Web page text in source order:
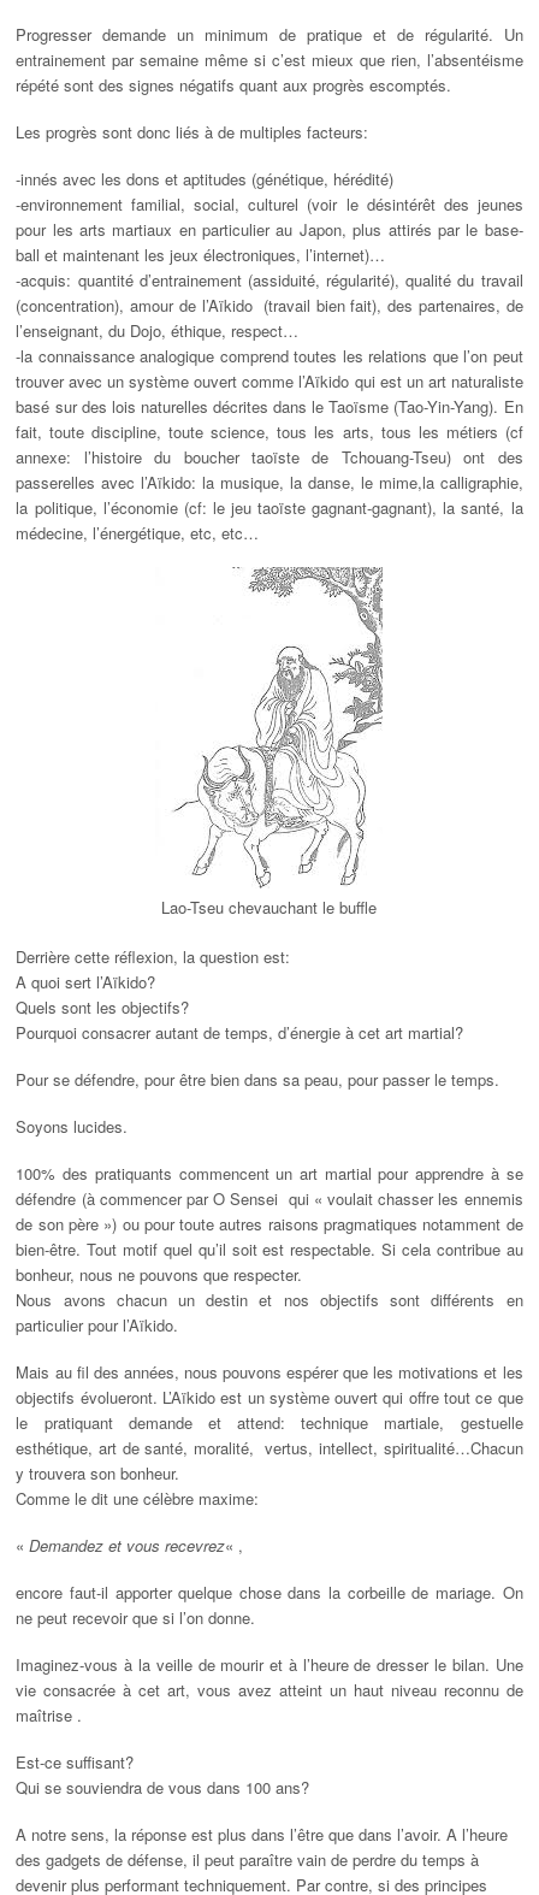
Progresser demande un minimum de pratique et de régularité. Un
entrainement par semaine même si c’est mieux que rien, l’absentéisme
répété sont des signes négatifs quant aux progrès escomptés.
Les progrès sont donc liés à de multiples facteurs:
-innés avec les dons et aptitudes (génétique, hérédité)
-environnement familial, social, culturel (voir le désintérêt des jeunes
pour les arts martiaux en particulier au Japon, plus attirés par le base-
ball et maintenant les jeux électroniques, l’internet)…
-acquis: quantité d’entrainement (assiduité, régularité), qualité du travail
(concentration), amour de l’Aïkido (travail bien fait), des partenaires, de
l’enseignant, du Dojo, éthique, respect…
-la connaissance analogique comprend toutes les relations que l’on peut
trouver avec un système ouvert comme l’Aïkido qui est un art naturaliste
basé sur des lois naturelles décrites dans le Taoïsme (Tao-Yin-Yang). En
fait, toute discipline, toute science, tous les arts, tous les métiers (cf
annexe: l’histoire du boucher taoïste de Tchouang-Tseu) ont des
passerelles avec l’Aïkido: la musique, la danse, le mime,la calligraphie,
la politique, l’économie (cf: le jeu taoïste gagnant-gagnant), la santé, la
médecine, l’énergétique, etc, etc…
Lao-Tseu chevauchant le buffle
Derrière cette réflexion, la question est:
A quoi sert l’Aïkido?
Quels sont les objectifs?
Pourquoi consacrer autant de temps, d’énergie à cet art martial?
Pour se défendre, pour être bien dans sa peau, pour passer le temps.
Soyons lucides.
100% des pratiquants commencent un art martial pour apprendre à se
défendre (à commencer par O Sensei qui « voulait chasser les ennemis
de son père ») ou pour toute autres raisons pragmatiques notamment de
bien-être. Tout motif quel qu’il soit est respectable. Si cela contribue au
bonheur, nous ne pouvons que respecter.
Nous avons chacun un destin et nos objectifs sont différents en
particulier pour l’Aïkido.
Mais au fil des années, nous pouvons espérer que les motivations et les
objectifs évolueront. L’Aïkido est un système ouvert qui offre tout ce que
le pratiquant demande et attend: technique martiale, gestuelle
esthétique, art de santé, moralité, vertus, intellect, spiritualité…Chacun
y trouvera son bonheur.
Comme le dit une célèbre maxime:
«Demandez et vous recevrez« ,
encore faut-il apporter quelque chose dans la corbeille de mariage. On
ne peut recevoir que si l’on donne.
Imaginez-vous à la veille de mourir et à l’heure de dresser le bilan. Une
vie consacrée à cet art, vous avez atteint un haut niveau reconnu de
maîtrise .
Est-ce suffisant?
Qui se souviendra de vous dans 100 ans?
A notre sens, la réponse est plus dans l’être que dans l’avoir. A l’heure
des gadgets de défense, il peut paraître vain de perdre du temps à
devenir plus performant techniquement. Par contre, si des principes